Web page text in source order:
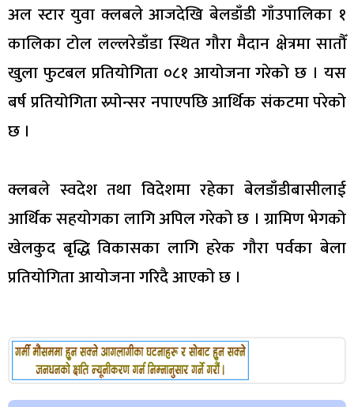
अल स्टार युवा क्लबले आजदेखि बेलडाँडी गाँउपालिका १
कालिका टोल लल्लरेडाँडा स्थित गौरा मैदान क्षेत्रमा सातौँ
खुला फुटबल प्रतियोगिता ०८१ आयोजना गरेको छ । यस
बर्ष प्रतियोगिता स्र्पोन्सर नपाएपछि आर्थिक संकटमा परेको
छ ।
क्लबले स्वदेश तथा विदेशमा रहेका बेलडाँडीबासीलाई
आर्थिक सहयोगका लागि अपिल गरेको छ । ग्रामिण भेगको
खेलकुद बृद्धि विकासका लागि हरेक गौरा पर्वका बेला
प्रतियोगिता आयोजना गरिदै आएको छ ।